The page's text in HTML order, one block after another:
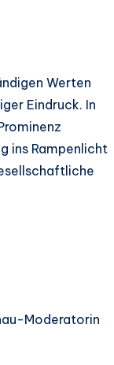
Werten
Eindruck. In
ins Rampenlicht
Moderatorin